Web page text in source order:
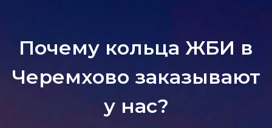
Почему кольца ЖБИ в
Черемхово заказывают
у нас?